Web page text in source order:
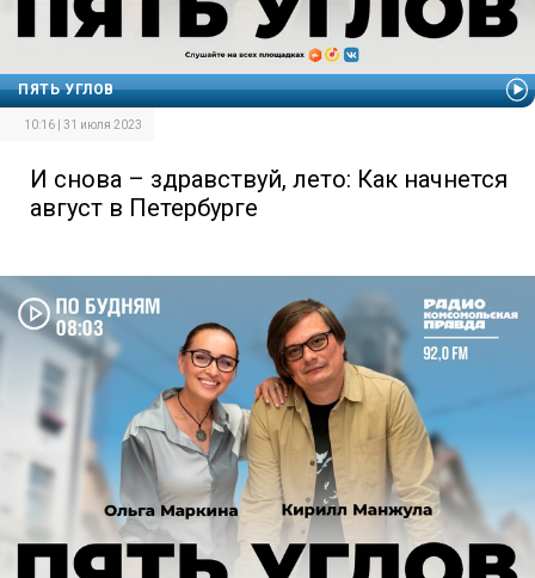
ПЯТЬ УГЛОВ
10:16 | 31 июля 2023
И снова – здравствуй, лето: Как начнется
август в Петербурге